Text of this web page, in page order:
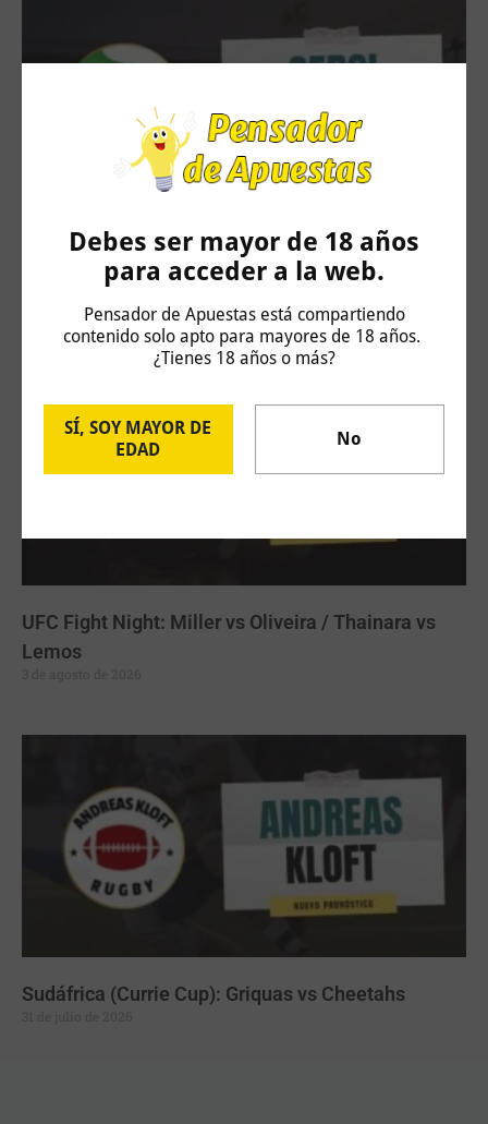
Debes ser mayor de 18 años
para acceder a la web.
Pensador de Apuestas está compartiendo
contenido solo apto para mayores de 18 años.
¿Tienes 18 años o más?
SÍ, SOY MAYOR DE
EDAD
No
Challenger Hagen: Carlos Taberner vs Juan
Bautista Torres
UFC Fight Night: Miller vs Oliveira / Thainara vs
Lemos
Sudáfrica (Currie Cup): Griquas vs Cheetahs